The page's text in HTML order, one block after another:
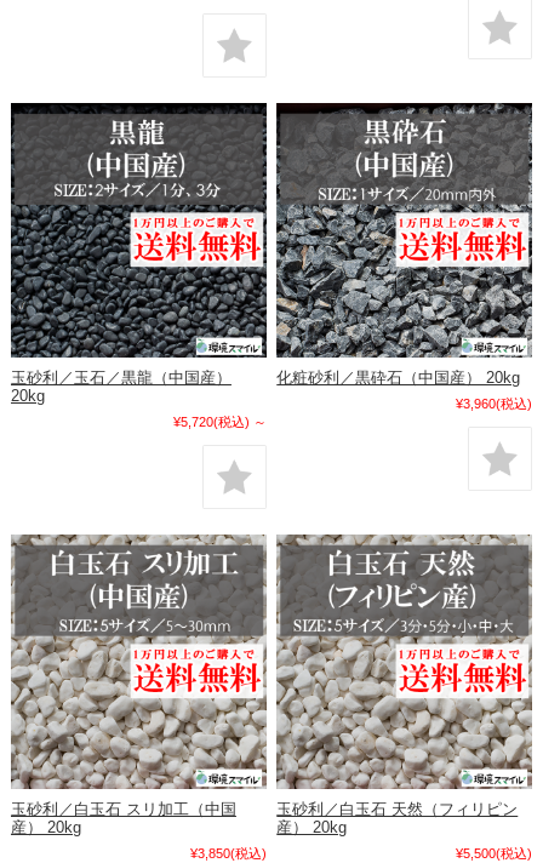
玉砂利／玉石／黒龍（中国産）
20kg
¥5,720(税込) ～
化粧砂利／黒砕石（中国産） 20kg
¥3,960(税込)
玉砂利／白玉石 スリ加工（中国
産） 20kg
¥3,850(税込)
玉砂利／白玉石 天然（フィリピン
産） 20kg
¥5,500(税込)